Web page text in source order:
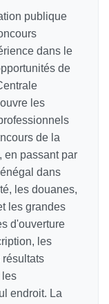
publique
dans le
de
les
de la
en passant par
dans
les douanes,
les grandes
d'ouverture
les
les
endroit. La